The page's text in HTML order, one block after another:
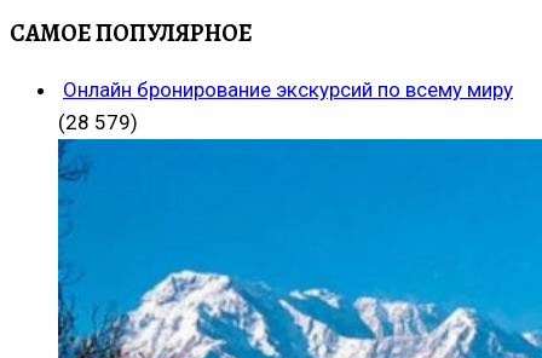
САМОЕ ПОПУЛЯРНОЕ
Онлайн бронирование экскурсий по всему миру
(28 579)